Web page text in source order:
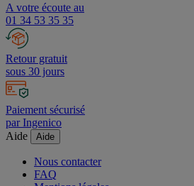
A votre écoute au
01 34 53 35 35
Retour gratuit
sous 30 jours
Paiement sécurisé
par Ingenico
Aide
Aide
Nous contacter
FAQ